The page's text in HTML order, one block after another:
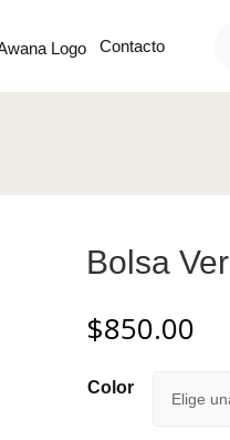
Contacto
Bolsa
$850.00
Color